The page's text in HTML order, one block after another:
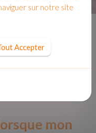
mon
sur notre site
Accepter